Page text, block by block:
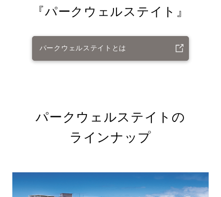
『パークウェルステイト』
パークウェルステイトとは
パークウェルステイトの
ラインナップ